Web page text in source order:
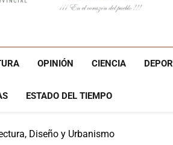
OPINIÓN CIENCIA
ESTADO DEL TIEMPO
Diseño y Urbanismo